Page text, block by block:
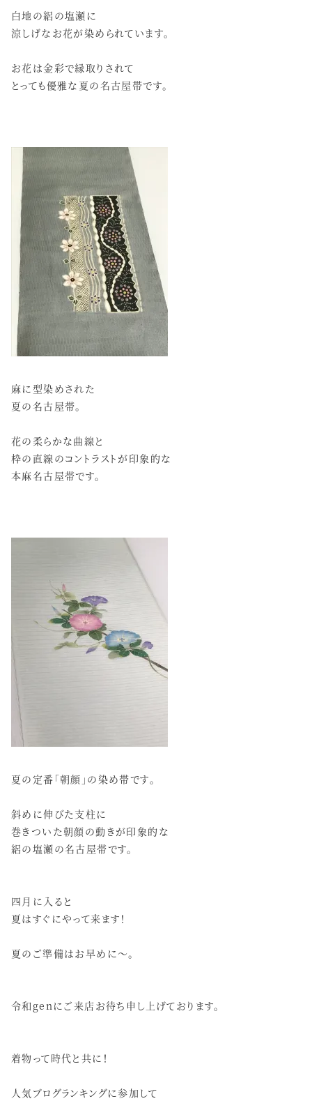
白地の絽の塩瀬に
涼しげなお花が染められています。
お花は金彩で縁取りされて
とっても優雅な夏の名古屋帯です。
麻に型染めされた
夏の名古屋帯。
花の柔らかな曲線と
枠の直線のコントラストが印象的な
本麻名古屋帯です。
夏の定番「朝顔」の染め帯です。
斜めに伸びた支柱に
巻きついた朝顔の動きが印象的な
絽の塩瀬の名古屋帯です。
四月に入ると
夏はすぐにやって来ます！
夏のご準備はお早めに～。
令和genにご来店お待ち申し上げております。
着物って時代と共に！
人気ブログランキングに参加して